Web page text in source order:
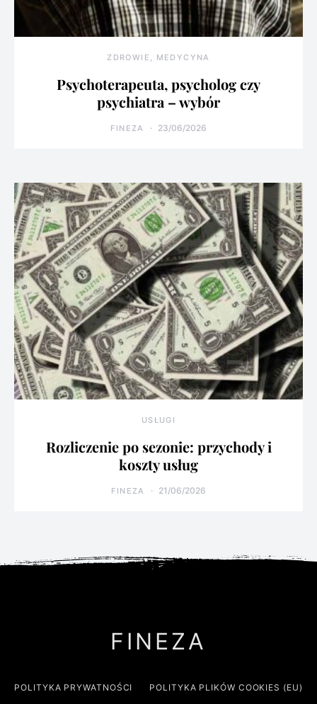
ZDROWIE, MEDYCYNA
Psychoterapeuta, psycholog czy
psychiatra – wybór
FINEZA 23/06/2026
USŁUGI
Rozliczenie po sezonie: przychody i
koszty usług
FINEZA 21/06/2026
FINEZA
POLITYKA PRYWATNOŚCI POLITYKA PLIKÓW COOKIES (EU)